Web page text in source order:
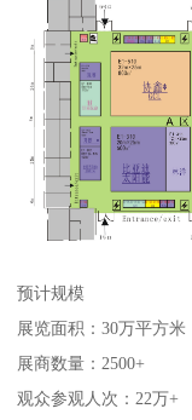
预计规模
展览面积：30万平方米
展商数量：2500+
观众参观人次：22万+